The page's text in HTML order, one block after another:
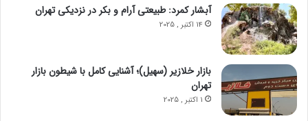
آبشار کمرد: طبیعتی آرام و بکر در نزدیکی تهران
14 اکتبر , 2025
بازار خلازیر (سهیل)؛ آشنایی کامل با شیطون بازار
تهران
1 اکتبر , 2025